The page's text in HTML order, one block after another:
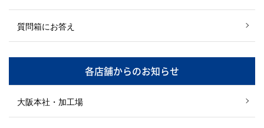
質問箱にお答え
各店舗からのお知らせ
大阪本社・加工場